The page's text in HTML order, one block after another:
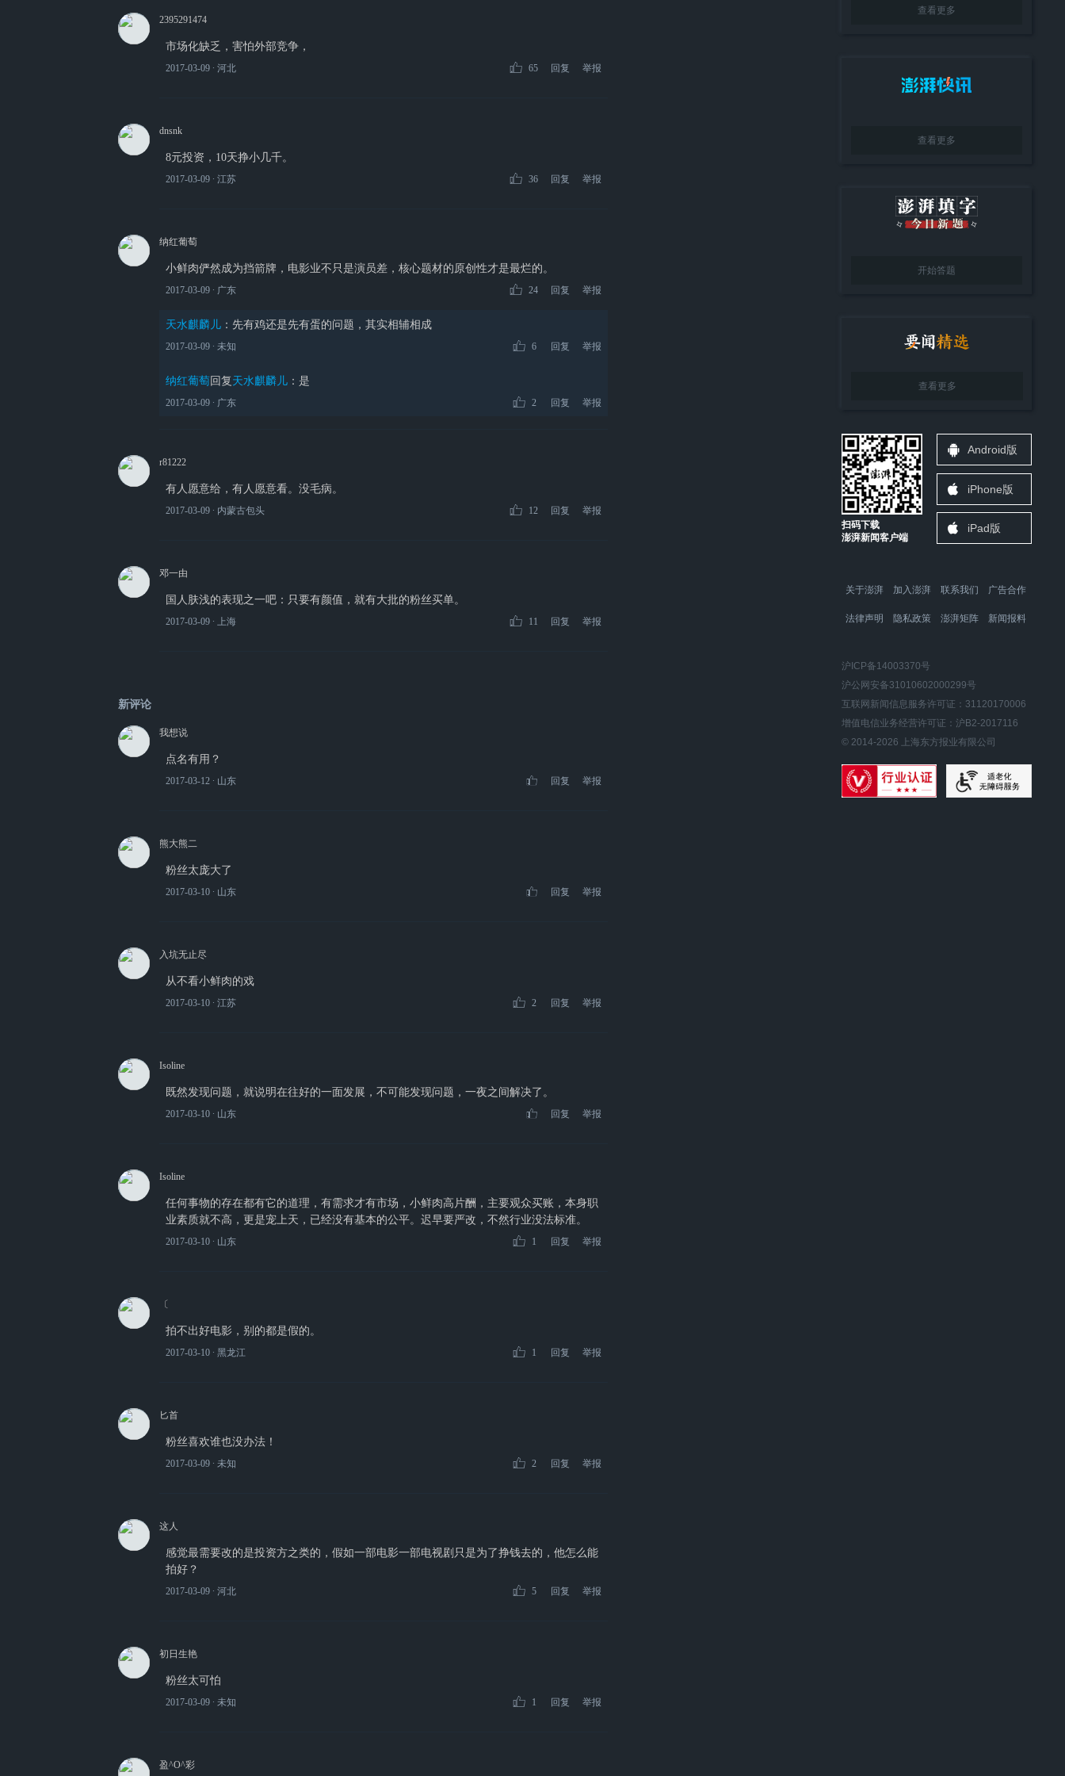
2395291474
市场化缺乏，害怕外部竞争，
2017-03-09 ∙ 河北 65 回复 举报
dnsnk
8元投资，10天挣小几千。
2017-03-09 ∙ 江苏 36 回复 举报
纳红葡萄
小鲜肉俨然成为挡箭牌，电影业不只是演员差，核心题材的原创性才是最烂的。
2017-03-09 ∙ 广东 24 回复 举报
天水麒麟儿 ： 先有鸡还是先有蛋的问题，其实相辅相成
2017-03-09 ∙ 未知 6 回复 举报
纳红葡萄回复 天水麒麟儿 ： 是
2017-03-09 ∙ 广东 2 回复 举报
r81222
有人愿意给，有人愿意看。没毛病。
2017-03-09 ∙ 内蒙古包头 12 回复 举报
邓一由
国人肤浅的表现之一吧：只要有颜值，就有大批的粉丝买单。
2017-03-09 ∙ 上海 11 回复 举报
新评论
我想说
点名有用？
2017-03-12 ∙ 山东 回复 举报
熊大熊二
粉丝太庞大了
2017-03-10 ∙ 山东 回复 举报
入坑无止尽
从不看小鲜肉的戏
2017-03-10 ∙ 江苏 2 回复 举报
Isoline
既然发现问题，就说明在往好的一面发展，不可能发现问题，一夜之间解决了。
2017-03-10 ∙ 山东 回复 举报
Isoline
任何事物的存在都有它的道理，有需求才有市场，小鲜肉高片酬，主要观众买账，本身职
业素质就不高，更是宠上天，已经没有基本的公平。迟早要严改，不然行业没法标准。
2017-03-10 ∙ 山东 1 回复 举报
〔
拍不出好电影，别的都是假的。
2017-03-10 ∙ 黑龙江 1 回复 举报
匕首
粉丝喜欢谁也没办法！
2017-03-09 ∙ 未知 2 回复 举报
这人
感觉最需要改的是投资方之类的，假如一部电影一部电视剧只是为了挣钱去的，他怎么能
拍好？
2017-03-09 ∙ 河北 5 回复 举报
初日生艳
粉丝太可怕
2017-03-09 ∙ 未知 1 回复 举报
盈^O^彩
查看更多
查看更多
开始答题
查看更多
扫码下载
澎湃新闻客户端
Android版
iPhone版
iPad版
关于澎湃 加入澎湃 联系我们 广告合作
法律声明 隐私政策 澎湃矩阵 新闻报料
沪ICP备14003370号
沪公网安备31010602000299号
互联网新闻信息服务许可证：31120170006
增值电信业务经营许可证：沪B2-2017116
© 2014-2026 上海东方报业有限公司